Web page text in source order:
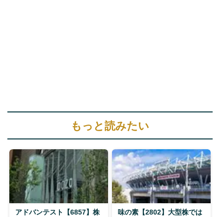
もっと読みたい
アドバンテスト【6857】株
味の素【2802】大型株では